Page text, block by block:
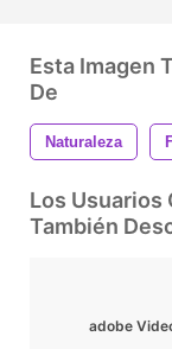
Esta Imagen
De
Naturaleza
Los Usuarios
También
adobe